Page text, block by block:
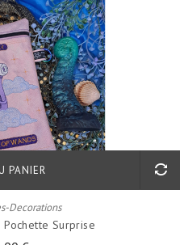
Decorations
Surprise
PANIER